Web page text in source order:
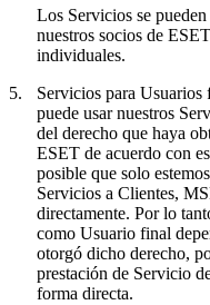
Los Servicios se
nuestros socios de
individuales.
5.
Servicios para Usuarios
puede usar nuestros
del derecho que haya
ESET de acuerdo con
posible que solo
Servicios a Clientes,
directamente. Por lo
como Usuario final
otorgó dicho derecho,
prestación de Servicio
forma directa.